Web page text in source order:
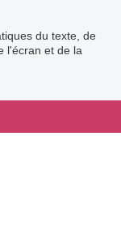
du texte, de
l'écran et de la